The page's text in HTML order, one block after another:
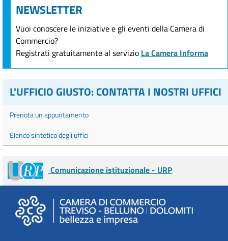
NEWSLETTER
Vuoi conoscere le iniziative e gli eventi della Camera di
Commercio?
Registrati gratuitamente al servizio La Camera Informa
L'UFFICIO GIUSTO: CONTATTA I NOSTRI UFFICI
Prenota un appuntamento
Elenco sintetico degli uffici
Comunicazione istituzionale - URP